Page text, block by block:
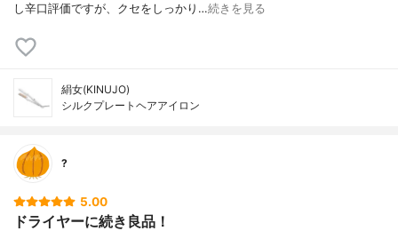
し辛口評価ですが、クセをしっかり…続きを見る
絹女(KINUJO)
シルクプレートヘアアイロン
?
5.00
ドライヤーに続き良品！